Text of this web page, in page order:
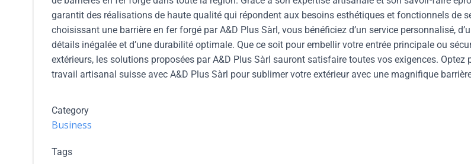
garantit des réalisations de haute qualité qui répondent aux besoins esthétiques et fonctionnels de
choisissant une barrière en fer forgé par A&D Plus Sàrl, vous bénéficiez d’un service personnalisé,
détails inégalée et d’une durabilité optimale. Que ce soit pour embellir votre entrée principale ou
extérieurs, les solutions proposées par A&D Plus Sàrl sauront satisfaire toutes vos exigences. Optez
travail artisanal suisse avec A&D Plus Sàrl pour sublimer votre extérieur avec une magnifique
Category
Business
Tags